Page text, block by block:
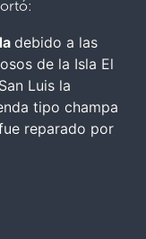
debido a las
de la Isla El
Luis la
tipo champa
reparado por